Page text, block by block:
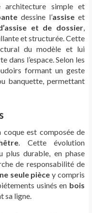
architecture simple et
dessine l’assise et
et de dossier
et structurée. Cette
du modèle et lui
dans l’espace. Selon les
formant un geste
banquette, permettant
est composée de
. Cette évolution
plus durable, en phase
de responsabilité de
seule pièce y compris
usinés en bois
sa ligne.